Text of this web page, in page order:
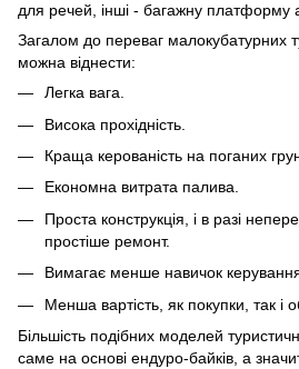
для речей, інші - багажну платформу
Загалом до переваг малокубатурних
можна віднести:
Легка вага.
Висока прохідність.
Краща керованість на поганих
Економна витрата палива.
Проста конструкція, і в разі
простіше ремонт.
Вимагає менше навичок
Менша вартість, як покупки, так і
Більшість подібних моделей
саме на основі ендуро-байків, а